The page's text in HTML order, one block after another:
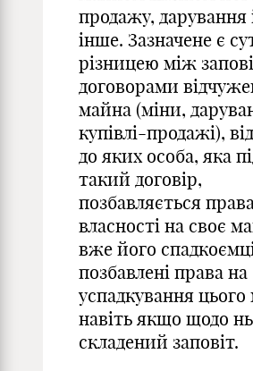
продажу, дарування
інше. Зазначене є
різницею між
договорами
майна (міни,
купівлі-продажі),
до яких особа, яка
такий договір,
позбавляється
власності на своє
вже його
позбавлені права на
успадкування
навіть якщо щодо
складений заповіт.